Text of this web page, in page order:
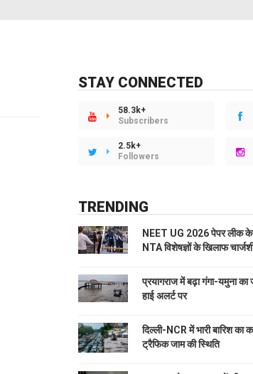
STAY CONNECTED
58.3k+
Subscribers
2.5k+
Followers
TRENDING
NEET UG 2026 पेपर लीक
NTA विशेषज्ञों के खिलाफ
प्रयागराज में बढ़ा गंगा-यमुना
हाई अलर्ट पर
दिल्ली-NCR में भारी बारिश का
ट्रैफिक जाम की स्थिति